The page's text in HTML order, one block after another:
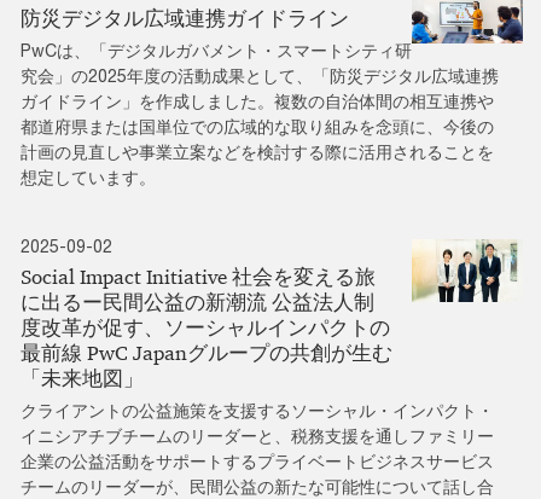
防災デジタル広域連携ガイドライン
PwCは、「デジタルガバメント・スマートシティ研
究会」の2025年度の活動成果として、「防災デジタル広域連携
ガイドライン」を作成しました。複数の自治体間の相互連携や
都道府県または国単位での広域的な取り組みを念頭に、今後の
計画の見直しや事業立案などを検討する際に活用されることを
想定しています。
2025-09-02
Social Impact Initiative 社会を変える旅
に出るー民間公益の新潮流 公益法人制
度改革が促す、ソーシャルインパクトの
最前線 PwC Japanグループの共創が生む
「未来地図」
クライアントの公益施策を支援するソーシャル・インパクト・
イニシアチブチームのリーダーと、税務支援を通しファミリー
企業の公益活動をサポートするプライベートビジネスサービス
チームのリーダーが、民間公益の新たな可能性について話し合